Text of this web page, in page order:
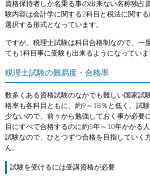
資格保持者しか名乗る事の出来ない名称独占
験内容は会計学に関する2科目と税法に関す
選択する形式となっています。
ですが。税理士試験は科目合格制なので、一
ても1科目事に受験も出来るようになっていま
税理士試験の難易度・合格率
数多くある資格試験のなかでも難しい国家試
格率も各科目ともに、約9～18％と低く、試
少ないので、前々から勉強しておく事が必要
目にすべて合格するのに約5年～10年かかる
試験なので、ひとつずつ合格を目指していく
ん。
試験を受けるには受講資格が必要